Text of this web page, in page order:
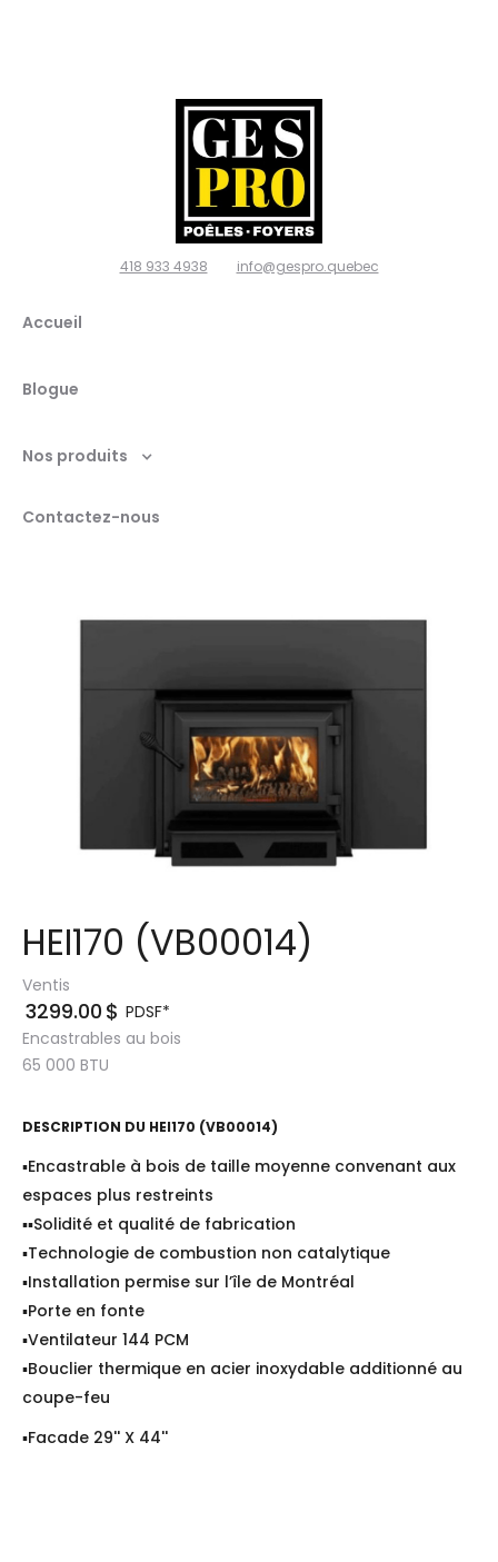
et
foyers,
Ville de
Québec
G2N
418 933 4938 info@gespro.quebec
Accueil
Blogue
Nos produits
Contactez-nous
HEI170 (VB00014)
Ventis
3299.00 $ PDSF*
Encastrables au bois
65 000 BTU
DESCRIPTION DU HEI170 (VB00014)
▪Encastrable à bois de taille moyenne convenant aux
espaces plus restreints
▪▪Solidité et qualité de fabrication
▪Technologie de combustion non catalytique
▪Installation permise sur l’île de Montréal
▪Porte en fonte
▪Ventilateur 144 PCM
▪Bouclier thermique en acier inoxydable additionné au
coupe-feu
▪Facade 29'' X 44''